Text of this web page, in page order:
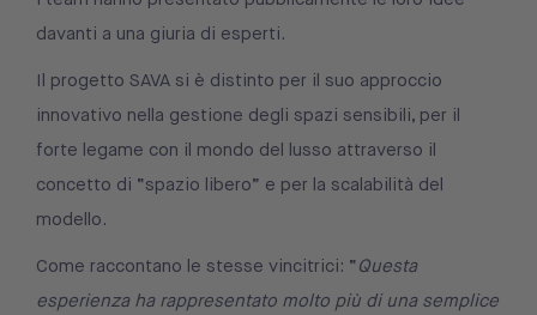
davanti a una giuria di esperti.
Il progetto SAVA si è distinto per il suo approccio
innovativo nella gestione degli spazi sensibili, per il
forte legame con il mondo del lusso attraverso il
concetto di “spazio libero” e per la scalabilità del
modello.
Come raccontano le stesse vincitrici: “Questa
esperienza ha rappresentato molto più di una semplice